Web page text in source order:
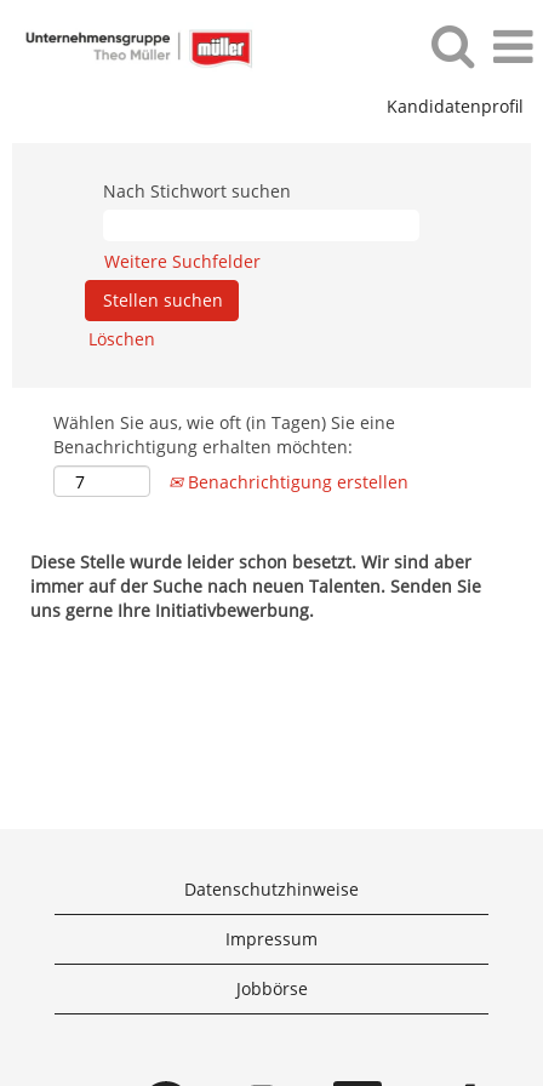
Kandidatenprofil
Nach Stichwort suchen
Weitere Suchfelder
Löschen
Wählen Sie aus, wie oft (in Tagen) Sie eine
Benachrichtigung erhalten möchten:
Benachrichtigung erstellen
Diese Stelle wurde leider schon besetzt. Wir sind aber
immer auf der Suche nach neuen Talenten. Senden Sie
uns gerne Ihre Initiativbewerbung.
Datenschutzhinweise
Impressum
Jobbörse